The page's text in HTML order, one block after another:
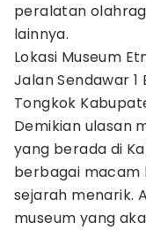
peralatan
lainnya.
Lokasi Museum
Jalan Sendawar 1
Tongkok
Demikian ulasan
yang berada di
berbagai macam
sejarah menarik.
museum yang